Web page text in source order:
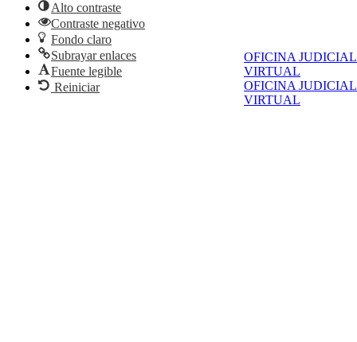
OFICINA JUDICIAL
VIRTUAL
OFICINA JUDICIAL
VIRTUAL
Alto contraste
Contraste negativo
Fondo claro
Subrayar enlaces
Fuente legible
Reiniciar